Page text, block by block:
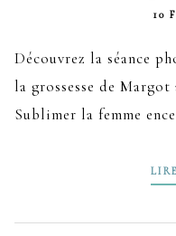
10
Découvrez la séance
la grossesse de
Sublimer la femme